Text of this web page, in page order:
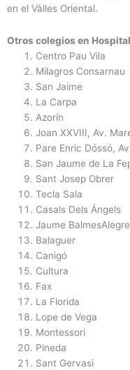
en el Vàlles Oriental.
Otros colegios en
Centro Pau Vila
Milagros Consarnau
San Jaime
La Carpa
Azorín
Joan XXVIII, Av.
Pare Enric Dóssó,
San Jaume de La
Sant Josep Obrer
Tecla Sala
Casals Dels Ángels
Jaume BalmesAlegre
Balaguer
Canigó
Cultura
Fax
La Florida
Lope de Vega
Montessori
Pineda
Sant Gervasi